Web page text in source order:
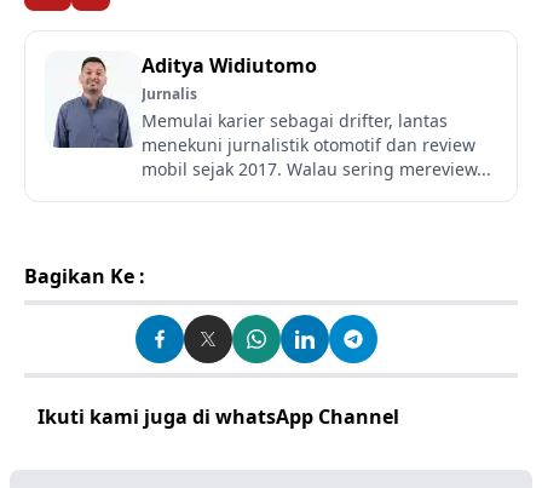
Aditya Widiutomo
Jurnalis
Memulai karier sebagai drifter, lantas
menekuni jurnalistik otomotif dan review
mobil sejak 2017. Walau sering mereview...
Bagikan Ke :
Ikuti kami juga di whatsApp Channel